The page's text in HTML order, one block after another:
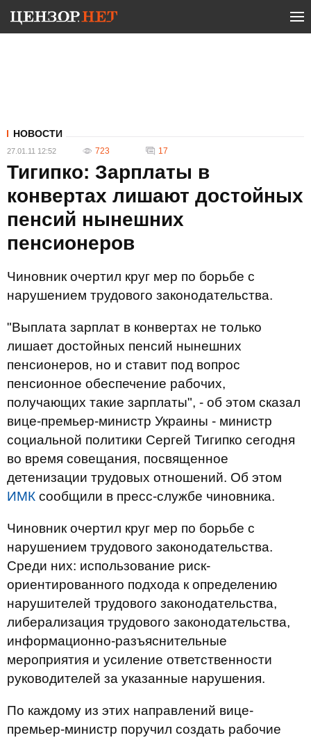
НОВОСТИ
27.01.11 12:52 723 17
Тигипко: Зарплаты в
конвертах лишают достойных
пенсий нынешних
пенсионеров
Чиновник очертил круг мер по борьбе с
нарушением трудового законодательства.
"Выплата зарплат в конвертах не только
лишает достойных пенсий нынешних
пенсионеров, но и ставит под вопрос
пенсионное обеспечение рабочих,
получающих такие зарплаты", - об этом сказал
вице-премьер-министр Украины - министр
социальной политики Сергей Тигипко сегодня
во время совещания, посвященное
детенизации трудовых отношений. Об этом
ИМК сообщили в пресс-службе чиновника.
Чиновник очертил круг мер по борьбе с
нарушением трудового законодательства.
Среди них: использование риск-
ориентированного подхода к определению
нарушителей трудового законодательства,
либерализация трудового законодательства,
информационно-разъяснительные
мероприятия и усиление ответственности
руководителей за указанные нарушения.
По каждому из этих направлений вице-
премьер-министр поручил создать рабочие